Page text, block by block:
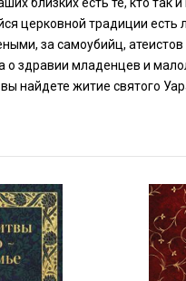
церковной традиции
за самоубийц,
о здравии младенцев и
найдете житие святого